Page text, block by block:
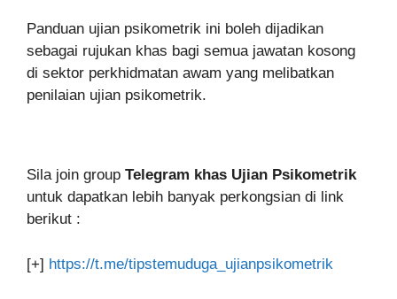
Panduan ujian psikometrik ini boleh dijadikan
sebagai rujukan khas bagi semua jawatan kosong
di sektor perkhidmatan awam yang melibatkan
penilaian ujian psikometrik.
Sila join group Telegram khas Ujian Psikometrik
untuk dapatkan lebih banyak perkongsian di link
berikut :
[+] https://t.me/tipstemuduga_ujianpsikometrik